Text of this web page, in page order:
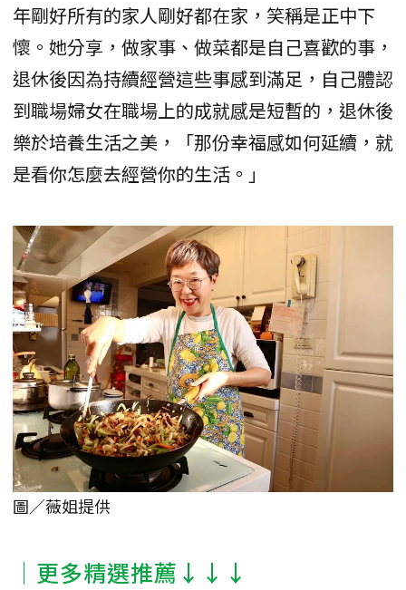
年剛好所有的家人剛好都在家，笑稱是正中下
懷。她分享，做家事、做菜都是自己喜歡的事，
退休後因為持續經營這些事感到滿足，自己體認
到職場婦女在職場上的成就感是短暫的，退休後
樂於培養生活之美，「那份幸福感如何延續，就
是看你怎麼去經營你的生活。」
圖／薇姐提供
│更多精選推薦↓↓↓